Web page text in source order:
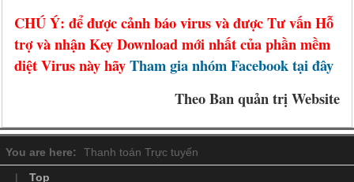
CHÚ Ý: để được cảnh báo virus và được Tư vấn Hỗ
trợ và nhận Key Download mới nhất của phần mềm
diệt Virus này hãyTham gia nhóm Facebook tại đây
Theo Ban quản trị Website
You are here:
Thanh toán Trực tuyến
|
Top